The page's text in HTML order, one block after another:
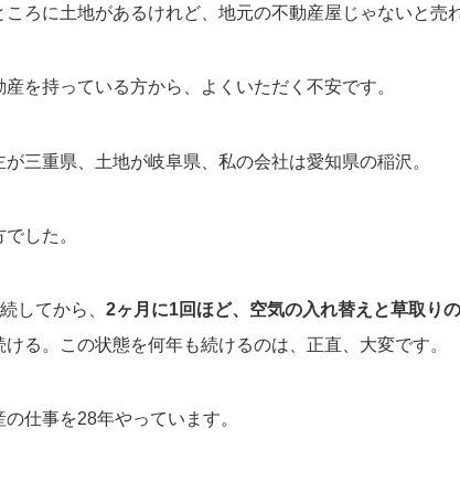
ころに土地があるけれど、地元の不動産屋じゃないと売
産を持っている方から、よくいただく不安です。
が三重県、土地が岐阜県、私の会社は愛知県の稲沢。
した。
してから、 2ヶ月に1回ほど、空気の入れ替えと草取り
ける。この状態を何年も続けるのは、正直、大変です。
仕事を28年やっています。